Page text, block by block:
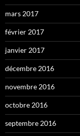
mars 2017
février 2017
janvier 2017
décembre 2016
novembre 2016
octobre 2016
septembre 2016